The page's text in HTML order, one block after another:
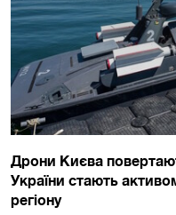
Дрони Києва
України стають
регіону